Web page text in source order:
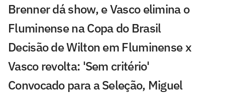
Brenner dá show, e Vasco elimina o
Fluminense na Copa do Brasil
Decisão de Wilton em Fluminense x
Vasco revolta: 'Sem critério'
Convocado para a Seleção, Miguel